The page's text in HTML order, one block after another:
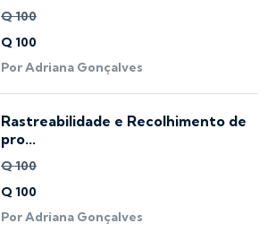
Q 100
Q 100
Por Adriana Gonçalves
Rastreabilidade e Recolhimento de
pro...
Q 100
Q 100
Por Adriana Gonçalves